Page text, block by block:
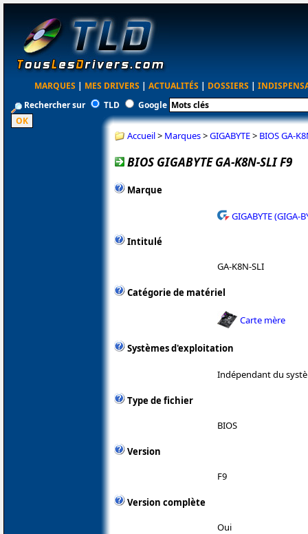
MARQUES | MES DRIVERS | ACTUALITÉS | DOSSIERS |
Rechercher sur
TLD Google
Accueil> Marques>GIGABYTE> BIOS GA-
BIOS GIGABYTE GA-K8N-SLI F9
Marque
GIGABYTE (GIGA-
Intitulé
GA-K8N-SLI
Catégorie de matériel
Carte mère
Systèmes d'exploitation
Indépendant du
Type de fichier
BIOS
Version
F9
Version complète
Oui